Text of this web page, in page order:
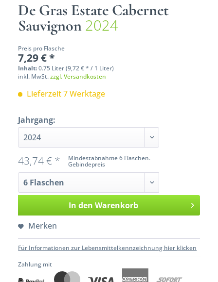
De Gras Estate Cabernet
Sauvignon 2024
Preis pro Flasche
7,29 € *
Inhalt:0.75 Liter (9,72 € * / 1 Liter)
inkl. MwSt.zzgl. Versandkosten
Lieferzeit 7 Werktage
Jahrgang:
Mindestabnahme 6 Flaschen.
Gebindepreis
43,74 € *
In den Warenkorb
Merken
Für Informationen zur Lebensmittelkennzeichnung hier klicken
Zahlung mit